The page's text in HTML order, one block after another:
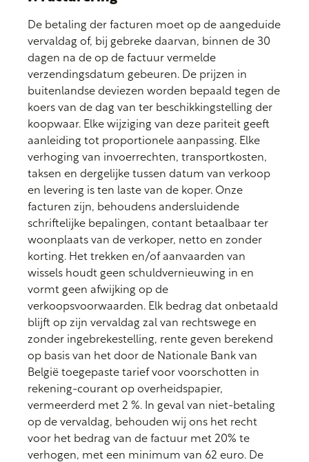
De betaling der facturen moet op de aangeduide
vervaldag of, bij gebreke daarvan, binnen de 30
dagen na de op de factuur vermelde
verzendingsdatum gebeuren. De prijzen in
buitenlandse deviezen worden bepaald tegen de
koers van de dag van ter beschikkingstelling der
koopwaar. Elke wijziging van deze pariteit geeft
aanleiding tot proportionele aanpassing. Elke
verhoging van invoerrechten, transportkosten,
taksen en dergelijke tussen datum van verkoop
en levering is ten laste van de koper. Onze
facturen zijn, behoudens andersluidende
schriftelijke bepalingen, contant betaalbaar ter
woonplaats van de verkoper, netto en zonder
korting. Het trekken en/of aanvaarden van
wissels houdt geen schuldvernieuwing in en
vormt geen afwijking op de
verkoopsvoorwaarden. Elk bedrag dat onbetaald
blijft op zijn vervaldag zal van rechtswege en
zonder ingebrekestelling, rente geven berekend
op basis van het door de Nationale Bank van
België toegepaste tarief voor voorschotten in
rekening-courant op overheidspapier,
vermeerderd met 2 %. In geval van niet-betaling
op de vervaldag, behouden wij ons het recht
voor het bedrag van de factuur met 20% te
verhogen, met een minimum van 62 euro. De